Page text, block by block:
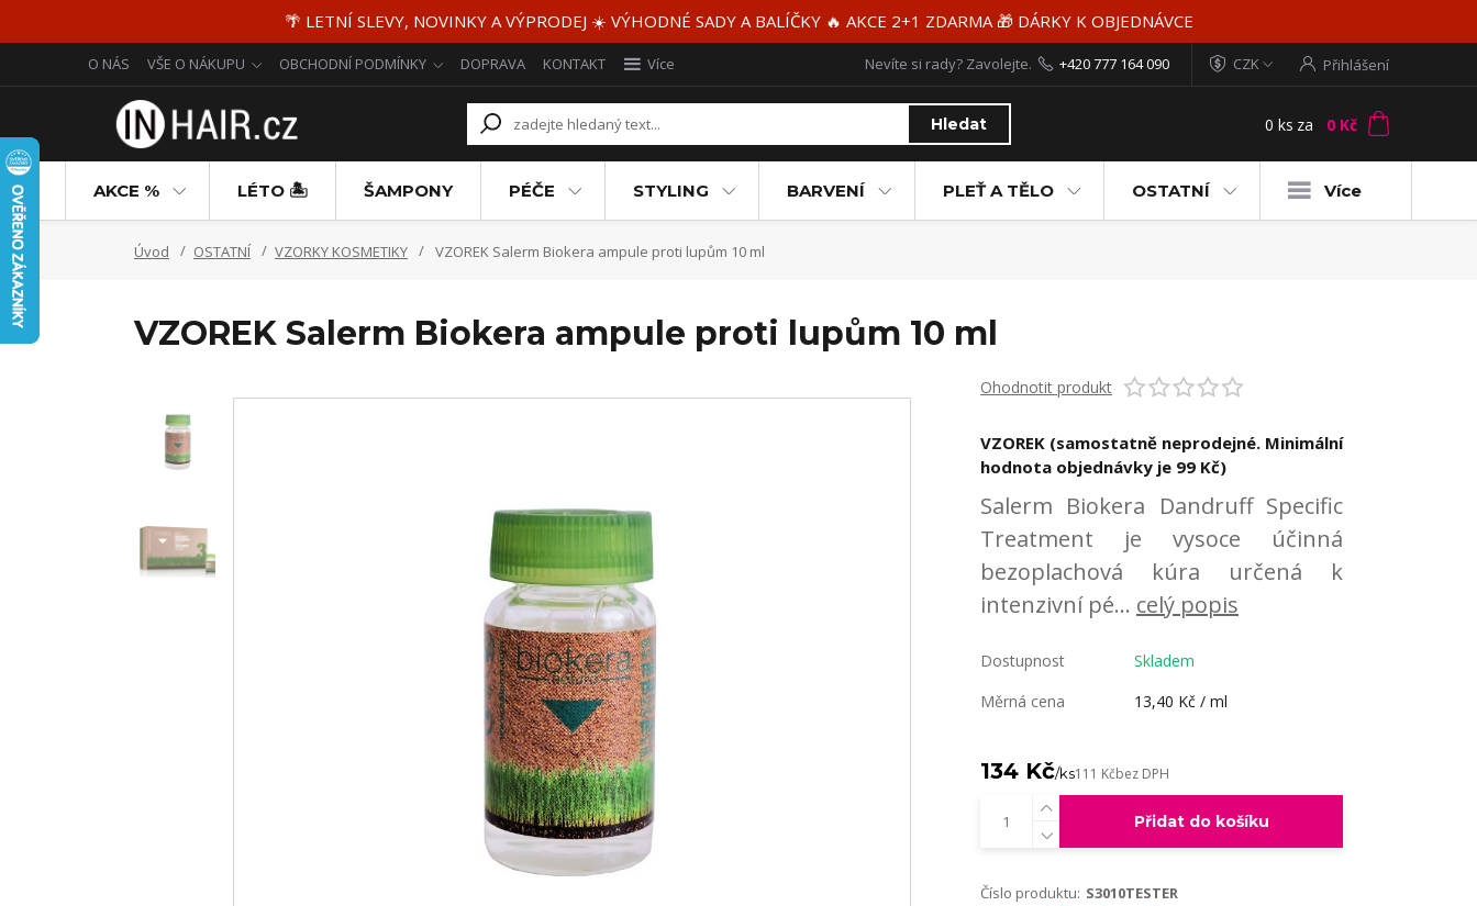
🌴 LETNÍ SLEVY, NOVINKY A VÝPRODEJ ☀️ VÝHODNÉ SADY A BALÍČKY 🔥 AKCE 2+1 ZDARMA 🎁 DÁRKY K OBJEDNÁVCE
O NÁS VŠE O NÁKUPU OBCHODNÍ PODMÍNKY DOPRAVA KONTAKT Více CZK Přihlášení
Hledat
Nevíte si rady? Zavolejte. +420 777 164 090
0 ks za 0 Kč
AKCE % LÉTO 🏝️ ŠAMPONY PÉČE STYLING BARVENÍ PLEŤ A TĚLO OSTATNÍ Více
Úvod OSTATNÍ VZORKY KOSMETIKY VZOREK Salerm Biokera ampule proti lupům 10 ml
VZOREK Salerm Biokera ampule proti lupům 10 ml
Ohodnotit produkt
VZOREK (samostatně neprodejné. Minimální
hodnota objednávky je 99 Kč)
Salerm Biokera Dandruff Specific
Treatment je vysoce účinná
bezoplachová kúra určená k
intenzivní pé... celý popis
Dostupnost
Skladem
Měrná cena
13,40 Kč / ml
134 Kč/ks111 Kčbez DPH
Přidat do košíku
Číslo produktu: S3010TESTER